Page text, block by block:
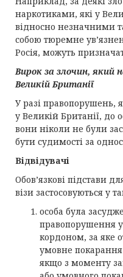
наркотиками, які у
відносно незначними
собою тюремне
Росія, можуть
Вирок за злочин, який
Великій Британії
У разі правопорушень,
у Великій Британії, до
вони ніколи не були
бути судимості за
Відвідувачі
Обов’язкові підстави
візи застосовуються у
особа була
правопорушення у
кордоном, за яке
умовне
якщо з моменту